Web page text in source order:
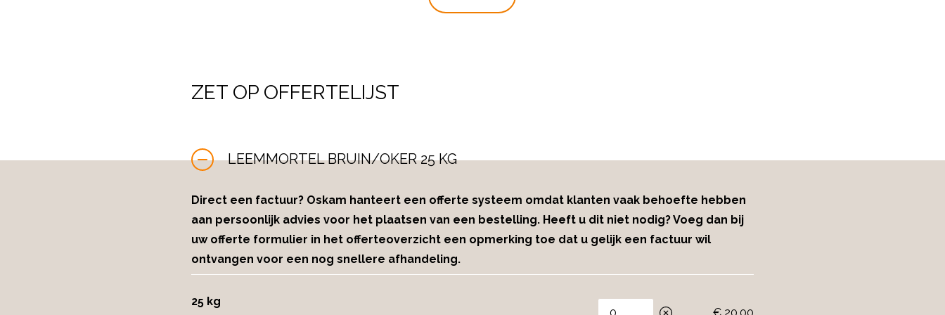
grotere stenen en zwerfkeien handmatig verwijdert. Daarna wordt het afhankelijk van de toepassing
ZET OP OFFERTELIJST
LEEMMORTEL BRUIN/OKER 25 KG
Direct een factuur? Oskam hanteert een offerte systeem omdat klanten vaak behoefte hebben
aan persoonlijk advies voor het plaatsen van een bestelling. Heeft u dit niet nodig? Voeg dan bij
uw offerte formulier in het offerteoverzicht een opmerking toe dat u gelijk een factuur wil
ontvangen voor een nog snellere afhandeling.
25 kg